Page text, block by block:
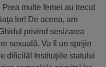
multe femei au trecut
lor! De aceea, am
privind sesizarea
sexuală. Va fi un sprijin
dificilă! Instituţiile statului